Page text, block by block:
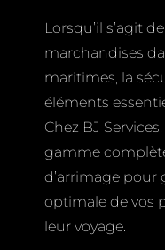
Lorsqu’il s’agit
marchandises
maritimes, la
éléments
Chez BJ
gamme
d’arrimage pour
optimale de vos
leur voyage.